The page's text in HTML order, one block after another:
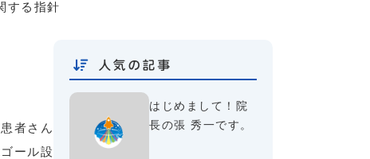
する指針
者さん
ール設
人気の記事
はじめまして！院
長の張 秀一です。